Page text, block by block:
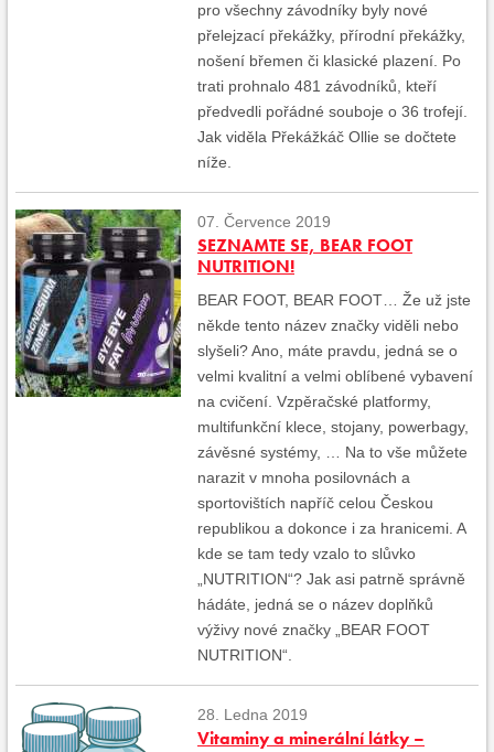
pro všechny závodníky byly nové
přelejzací překážky, přírodní překážky,
nošení břemen či klasické plazení. Po
trati prohnalo 481 závodníků, kteří
předvedli pořádné souboje o 36 trofejí.
Jak viděla Překážkáč Ollie se dočtete
níže.
07. Července 2019
SEZNAMTE SE, BEAR FOOT
NUTRITION!
BEAR FOOT, BEAR FOOT… Že už jste
někde tento název značky viděli nebo
slyšeli? Ano, máte pravdu, jedná se o
velmi kvalitní a velmi oblíbené vybavení
na cvičení. Vzpěračské platformy,
multifunkční klece, stojany, powerbagy,
závěsné systémy, … Na to vše můžete
narazit v mnoha posilovnách a
sportovištích napříč celou Českou
republikou a dokonce i za hranicemi. A
kde se tam tedy vzalo to slůvko
„NUTRITION“? Jak asi patrně správně
hádáte, jedná se o název doplňků
výživy nové značky „BEAR FOOT
NUTRITION“.
28. Ledna 2019
Vitaminy a minerální látky –